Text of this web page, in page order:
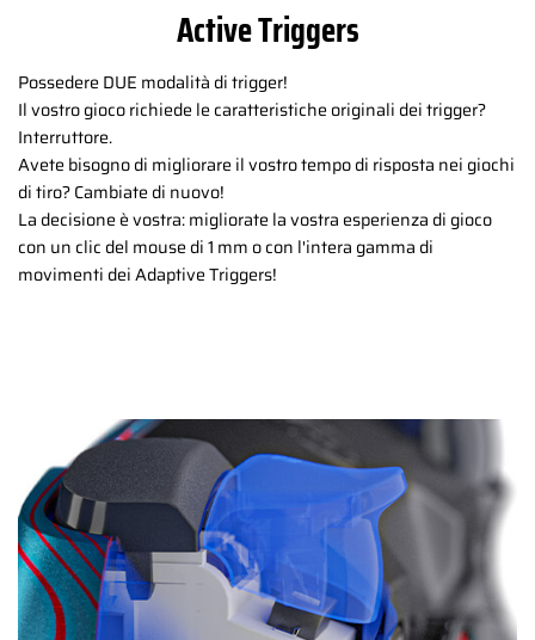
Active Triggers
Possedere DUE modalità di trigger!
Il vostro gioco richiede le caratteristiche originali dei trigger?
Interruttore.
Avete bisogno di migliorare il vostro tempo di risposta nei giochi
di tiro? Cambiate di nuovo!
La decisione è vostra: migliorate la vostra esperienza di gioco
con un clic del mouse di 1 mm o con l'intera gamma di
movimenti dei Adaptive Triggers!